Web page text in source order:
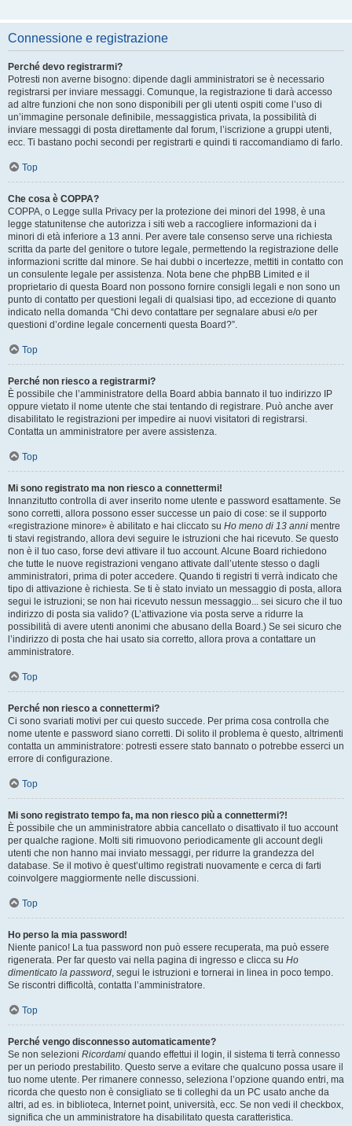
Connessione e registrazione
Perché devo registrarmi?
Potresti non averne bisogno: dipende dagli amministratori se è necessario
registrarsi per inviare messaggi. Comunque, la registrazione ti darà accesso
ad altre funzioni che non sono disponibili per gli utenti ospiti come l’uso di
un’immagine personale definibile, messaggistica privata, la possibilità di
inviare messaggi di posta direttamente dal forum, l’iscrizione a gruppi utenti,
ecc. Ti bastano pochi secondi per registrarti e quindi ti raccomandiamo di farlo.
Top
Che cosa è COPPA?
COPPA, o Legge sulla Privacy per la protezione dei minori del 1998, è una
legge statunitense che autorizza i siti web a raccogliere informazioni da i
minori di età inferiore a 13 anni. Per avere tale consenso serve una richiesta
scritta da parte del genitore o tutore legale, permettendo la registrazione delle
informazioni scritte dal minore. Se hai dubbi o incertezze, mettiti in contatto con
un consulente legale per assistenza. Nota bene che phpBB Limited e il
proprietario di questa Board non possono fornire consigli legali e non sono un
punto di contatto per questioni legali di qualsiasi tipo, ad eccezione di quanto
indicato nella domanda “Chi devo contattare per segnalare abusi e/o per
questioni d’ordine legale concernenti questa Board?”.
Top
Perché non riesco a registrarmi?
È possibile che l’amministratore della Board abbia bannato il tuo indirizzo IP
oppure vietato il nome utente che stai tentando di registrare. Può anche aver
disabilitato le registrazioni per impedire ai nuovi visitatori di registrarsi.
Contatta un amministratore per avere assistenza.
Top
Mi sono registrato ma non riesco a connettermi!
Innanzitutto controlla di aver inserito nome utente e password esattamente. Se
sono corretti, allora possono esser successe un paio di cose: se il supporto
«registrazione minore» è abilitato e hai cliccato su Ho meno di 13 anni mentre
ti stavi registrando, allora devi seguire le istruzioni che hai ricevuto. Se questo
non è il tuo caso, forse devi attivare il tuo account. Alcune Board richiedono
che tutte le nuove registrazioni vengano attivate dall’utente stesso o dagli
amministratori, prima di poter accedere. Quando ti registri ti verrà indicato che
tipo di attivazione è richiesta. Se ti è stato inviato un messaggio di posta, allora
segui le istruzioni; se non hai ricevuto nessun messaggio... sei sicuro che il tuo
indirizzo di posta sia valido? (L’attivazione via posta serve a ridurre la
possibilità di avere utenti anonimi che abusano della Board.) Se sei sicuro che
l’indirizzo di posta che hai usato sia corretto, allora prova a contattare un
amministratore.
Top
Perché non riesco a connettermi?
Ci sono svariati motivi per cui questo succede. Per prima cosa controlla che
nome utente e password siano corretti. Di solito il problema è questo, altrimenti
contatta un amministratore: potresti essere stato bannato o potrebbe esserci un
errore di configurazione.
Top
Mi sono registrato tempo fa, ma non riesco più a connettermi?!
È possibile che un amministratore abbia cancellato o disattivato il tuo account
per qualche ragione. Molti siti rimuovono periodicamente gli account degli
utenti che non hanno mai inviato messaggi, per ridurre la grandezza del
database. Se il motivo è quest’ultimo registrati nuovamente e cerca di farti
coinvolgere maggiormente nelle discussioni.
Top
Ho perso la mia password!
Niente panico! La tua password non può essere recuperata, ma può essere
rigenerata. Per far questo vai nella pagina di ingresso e clicca su Ho
dimenticato la password, segui le istruzioni e tornerai in linea in poco tempo.
Se riscontri difficoltà, contatta l’amministratore.
Top
Perché vengo disconnesso automaticamente?
Se non selezioni Ricordami quando effettui il login, il sistema ti terrà connesso
per un periodo prestabilito. Questo serve a evitare che qualcuno possa usare il
tuo nome utente. Per rimanere connesso, seleziona l’opzione quando entri, ma
ricorda che questo non è consigliato se ti colleghi da un PC usato anche da
altri, ad es. in biblioteca, Internet point, università, ecc. Se non vedi il checkbox,
significa che un amministratore ha disabilitato questa caratteristica.